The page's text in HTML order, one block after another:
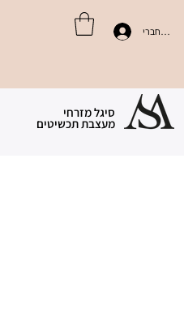
התחברי
סיגל מזרחי
מעצבת תכשיטים